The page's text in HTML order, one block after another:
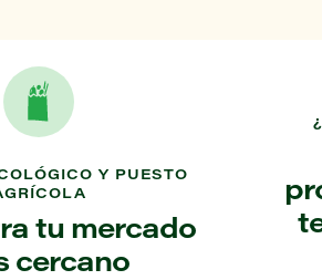
Y PUESTO
tu mercado
cercano